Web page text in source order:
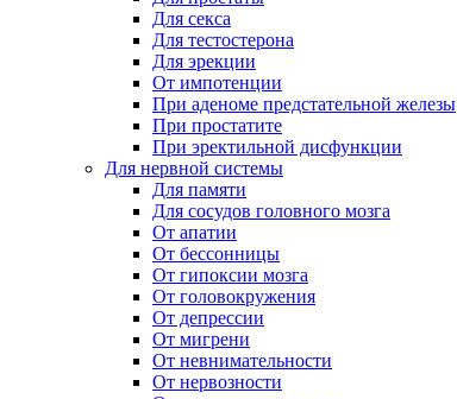
Для секса
Для тестостерона
Для эрекции
От импотенции
При аденоме предстательной железы
При простатите
При эректильной дисфункции
Для нервной системы
Для памяти
Для сосудов головного мозга
От апатии
От бессонницы
От гипоксии мозга
От головокружения
От депрессии
От мигрени
От невнимательности
От нервозности